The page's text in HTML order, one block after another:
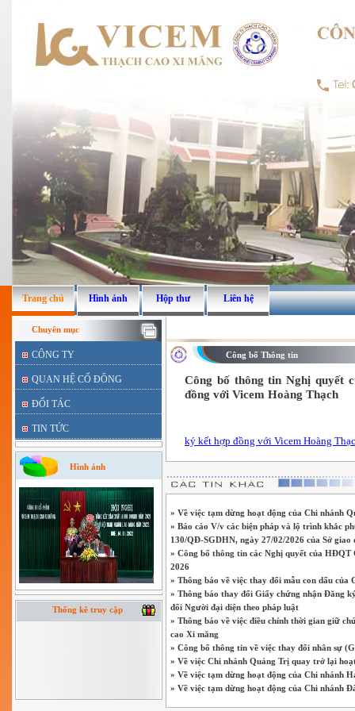
Trang chủ Hình ảnh Hộp thư Liên hệ
Chuyên mục
CÔNG TY
QUAN HỆ CỔ ĐÔNG
ĐỐI TÁC
TIN TỨC
Hình ảnh
Thống kê truy cập
Công bố Thông tin
Công bố thông tin Nghị quyết
đồng với Vicem Hoàng Thạch
ký kết hợp đồng với Vicem Hoàng
» Về việc tạm dừng hoạt động của Chi nhánh
» Báo cáo V/v các biện pháp và lộ trình khắc
130/QĐ-SGDHN, ngày 27/02/2026 của Sở
» Công bố thông tin các Nghị quyết của
2026
» Thông báo về việc thay đổi mẫu con dấu của
» Thông báo thay đổi Giấy chứng nhận Đăng
đổi Người đại diện theo pháp luật
» Thông báo về việc điều chỉnh thời gian giữ
cao Xi măng
» Công bố thông tin về việc thay đổi nhân sự
» Về việc Chi nhánh Quảng Trị quay trở lại
» Về việc tạm dừng hoạt động của Chi nhánh
» Về việc tạm dừng hoạt động của Chi nhánh